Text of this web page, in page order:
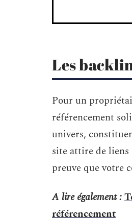
Les
Pour un
référencement
univers,
site attire de
preuve que votre
A lire également :
référencement